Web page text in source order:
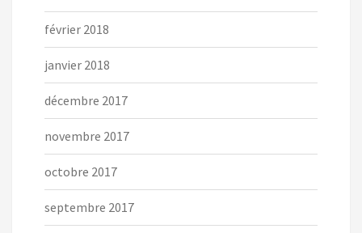
février 2018
janvier 2018
décembre 2017
novembre 2017
octobre 2017
septembre 2017